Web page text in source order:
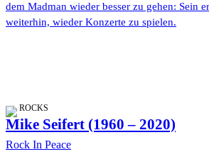
dem Madman wieder besser zu gehen: Sein
weiterhin, wieder Konzerte zu spielen.
ROCKS
Mike Seifert (1960 – 2020)
Rock In Peace